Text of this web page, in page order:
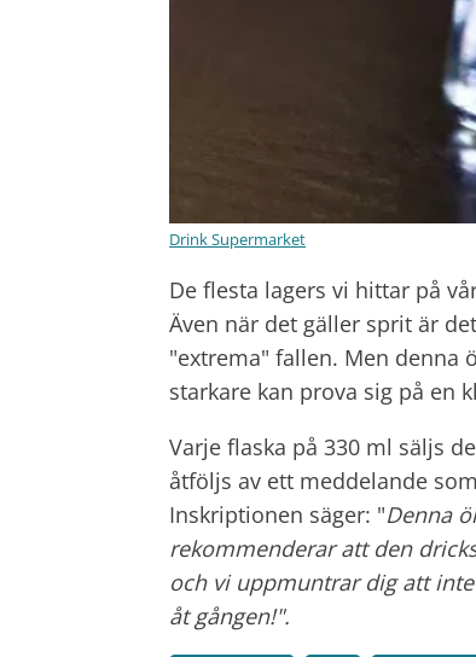
Drink Supermarket
De flesta lagers vi hittar på
Även när det gäller sprit är
"extrema" fallen. Men denna
starkare kan prova sig på en
Varje flaska på 330 ml säljs
åtföljs av ett meddelande
Inskriptionen säger: "Denna
rekommenderar att den
och vi uppmuntrar dig att
åt gången!".